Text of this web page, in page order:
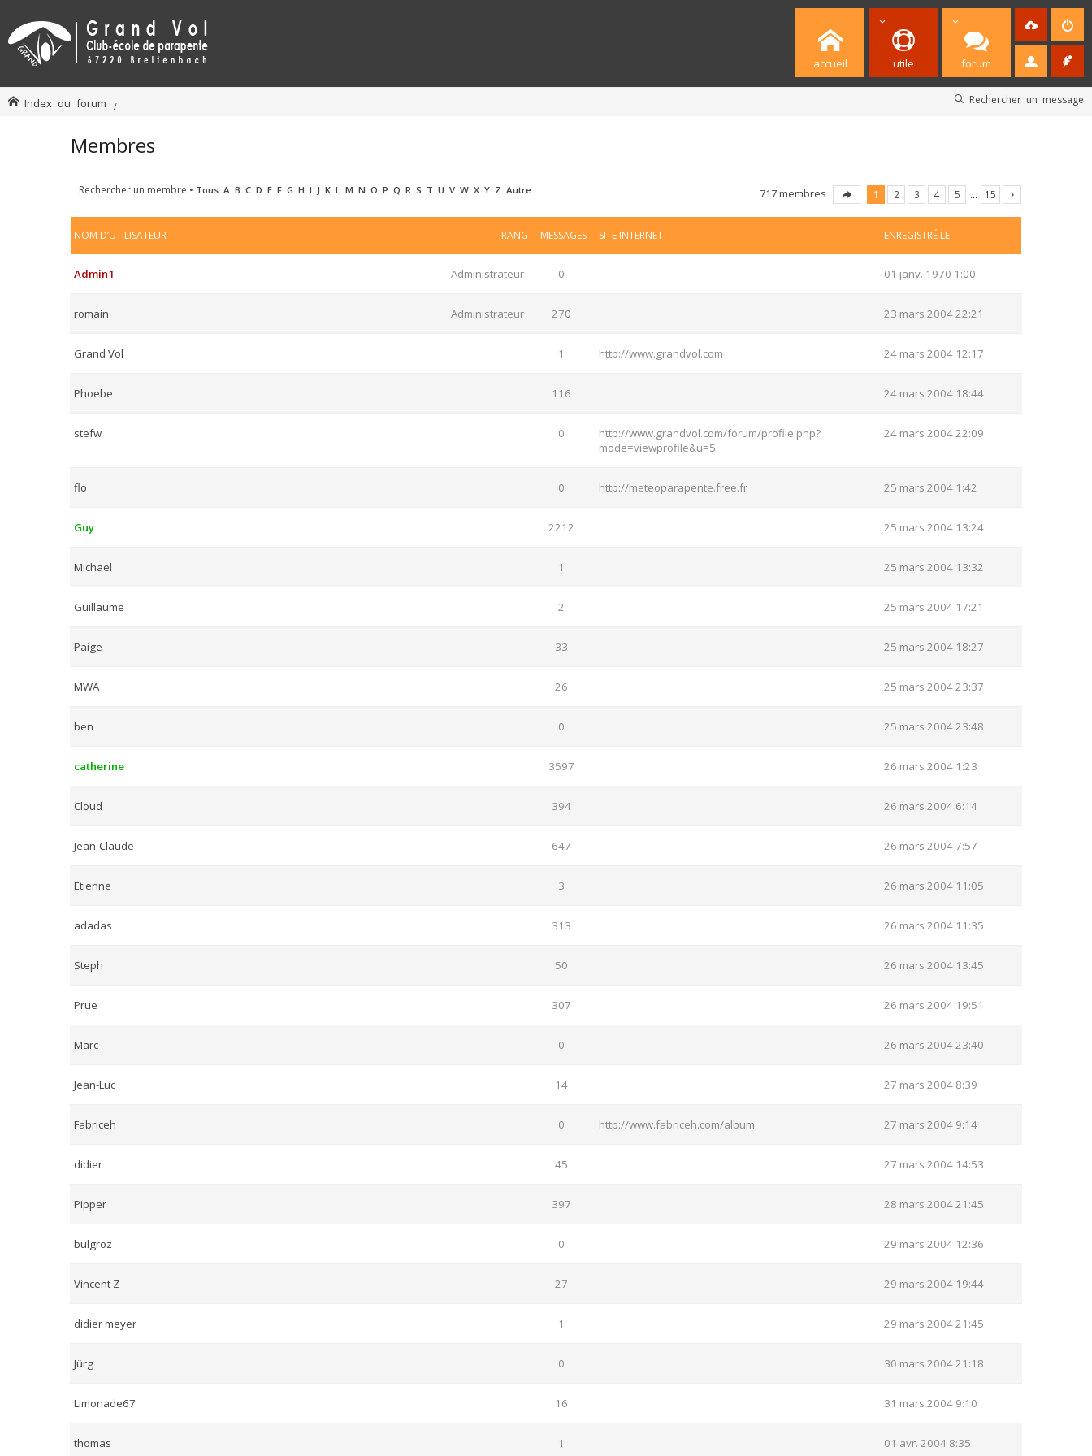
accueil utile forum
Rechercher un message
Index du forum
Membres
Rechercher un membre • Tous A B C D E F G H I J K L M N O P Q R S T U V W X Y Z Autre 717 membres 1 2 3 4 5 … 15
RANG
NOM D’UTILISATEUR MESSAGES SITE INTERNET ENREGISTRÉ LE
Administrateur
Admin1 0 01 janv. 1970 1:00
Administrateur
romain 270 23 mars 2004 22:21
Grand Vol 1 http://www.grandvol.com 24 mars 2004 12:17
Phoebe 116 24 mars 2004 18:44
stefw 0
http://www.grandvol.com/forum/profile.php?
mode=viewprofile&u=5
24 mars 2004 22:09
flo 0 http://meteoparapente.free.fr 25 mars 2004 1:42
Guy 2212 25 mars 2004 13:24
Michael 1 25 mars 2004 13:32
Guillaume 2 25 mars 2004 17:21
Paige 33 25 mars 2004 18:27
MWA 26 25 mars 2004 23:37
ben 0 25 mars 2004 23:48
catherine 3597 26 mars 2004 1:23
Cloud 394 26 mars 2004 6:14
Jean-Claude 647 26 mars 2004 7:57
Etienne 3 26 mars 2004 11:05
adadas 313 26 mars 2004 11:35
Steph 50 26 mars 2004 13:45
Prue 307 26 mars 2004 19:51
Marc 0 26 mars 2004 23:40
Jean-Luc 14 27 mars 2004 8:39
Fabriceh 0 http://www.fabriceh.com/album 27 mars 2004 9:14
didier 45 27 mars 2004 14:53
Pipper 397 28 mars 2004 21:45
bulgroz 0 29 mars 2004 12:36
Vincent Z 27 29 mars 2004 19:44
didier meyer 1 29 mars 2004 21:45
Jürg 0 30 mars 2004 21:18
Limonade67 16 31 mars 2004 9:10
thomas 1 01 avr. 2004 8:35